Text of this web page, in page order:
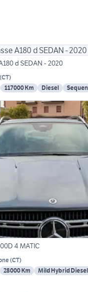
d SEDAN - 2020
(CT)
117000 Km Diesel
4 MATIC
(CT)
28000 Km Mild Hybrid Diesel